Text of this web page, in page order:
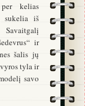
kelias
sukelia iš
ir
šalis jų
tyla ir
savo